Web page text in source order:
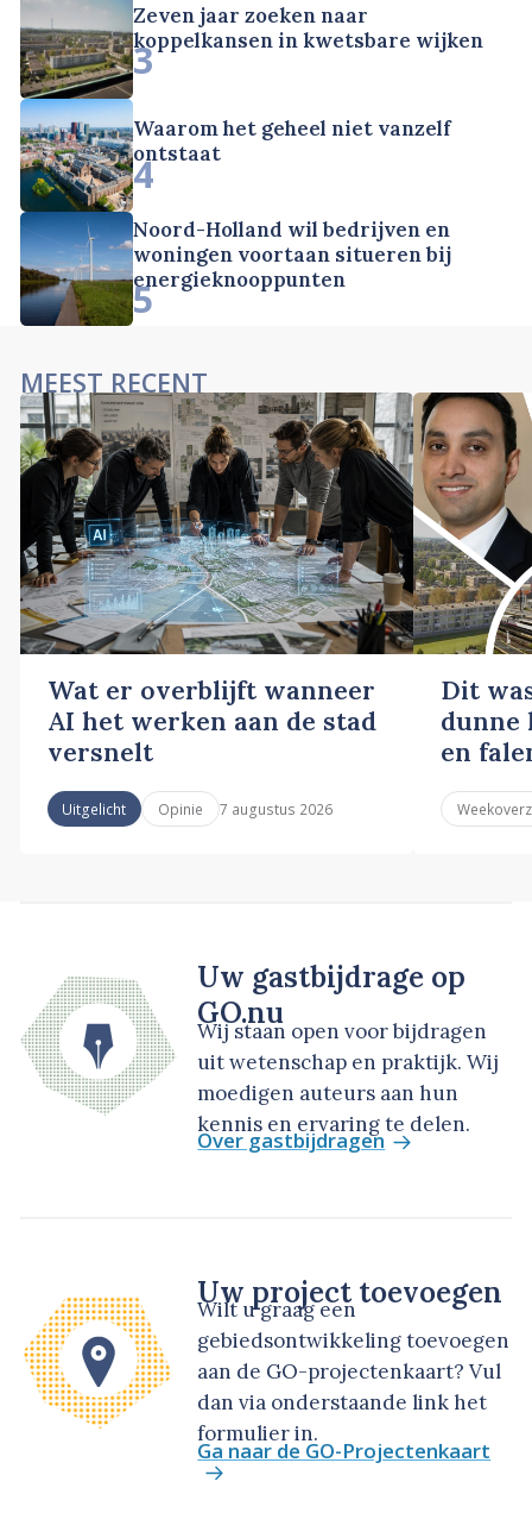
Zeven jaar zoeken naar
koppelkansen in kwetsbare wijken
3
Waarom het geheel niet vanzelf
ontstaat
4
Noord-Holland wil bedrijven en
woningen voortaan situeren bij
energieknooppunten
5
MEEST RECENT
Wat er overblijft wanneer
AI het werken aan de stad
versnelt
Uitgelicht Opinie 7 augustus 2026
Dit
dunne
en
Uw gastbijdrage op
GO.nu
Wij staan open voor bijdragen
uit wetenschap en praktijk. Wij
moedigen auteurs aan hun
kennis en ervaring te delen.
Over gastbijdragen
Uw project toevoegen
Wilt u graag een
gebiedsontwikkeling toevoegen
aan de GO-projectenkaart? Vul
dan via onderstaande link het
formulier in.
Ga naar de GO-Projectenkaart